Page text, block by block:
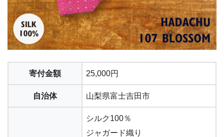
寄付金額 25,000円
自治体 山梨県富士吉田市
シルク100％
ジャガード織り